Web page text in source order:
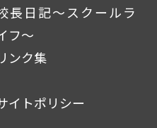
長日記～スクールラ
フ～
ンク集
イトポリシー